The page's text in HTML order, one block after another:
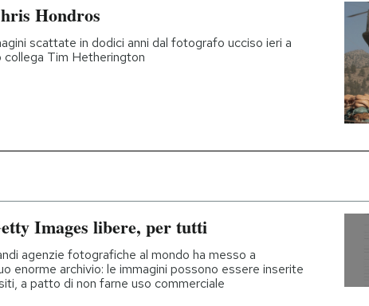
Hondros
scattate in dodici anni dal fotografo ucciso ieri a
collega Tim Hetherington
Images libere, per tutti
agenzie fotografiche al mondo ha messo a
enorme archivio: le immagini possono essere inserite
a patto di non farne uso commerciale